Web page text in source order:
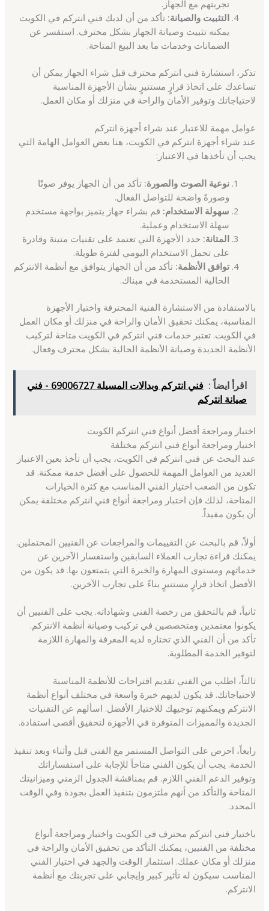
تجربتهم مع الجهاز.
التثبيت والصيانة: تأكد من أن لديك فني انتركم في الكويت
يمكنه تثبيت وصيانة الجهاز بشكل محترف. استفسر عن
الضمانات وخدمات ما بعد البيع المتاحة.
تذكر، استشارة فني انتركم محترف قبل شراء الجهاز يمكن أن
تساعدك على اتخاذ قرارٍ مستنيرٍ بشأن الأجهزة المناسبة
لاحتياجاتك وتوفير الأمان والراحة في منزلك أو مكان العمل.
عوامل مهمة للاعتبار عند شراء أجهزة انتركم
عند شراء أجهزة انتركم في الكويت، هنا بعض العوامل الهامة التي
يجب أن تأخذها في الاعتبار:
نوعية الصوت والصورة: تأكد من أن الجهاز يوفر صوتًا
وصورةً واضحة للتواصل الفعال.
سهولة الاستخدام: قم بشراء جهاز يتميز بواجهة مستخدم
سهلة الاستخدام وعملية.
المتانة: حدد الأجهزة التي تعتمد على تقنيات متينة وقادرة
على تحمل الاستخدام اليومي لفترة طويلة.
توافق الأنظمة: تأكد من أن الجهاز يتوافق مع أنظمة الانتركم
الحالية المستخدمة في مبناك.
بالاستفادة من الاستشارة الفنية المحترفة واختيار الأجهزة
المناسبة، يمكنك تحقيق الأمان والراحة في منزلك أو مكان العمل
في الكويت. تعتبر خدمات فني انتركم في الكويت متاحة لتركيب
الأنظمة الجديدة وصيانة الأنظمة الحالية بشكل محترف وفعال.
اقرأ ايضاً :
فني انتركم وبدالات المسيلة 69006727 - فني
صيانة انتركم
اختبار ومراجعة أفضل أنواع فني انتركم الكويت
اختبار ومراجعة أنواع فني انتركم مختلفة
عند البحث عن فني انتركم في الكويت، يجب أن تأخذ بعين الاعتبار
العديد من العوامل المهمة للحصول على أفضل خدمة ممكنة. قد
تكون من الصعب اختيار الفني المناسب مع كثرة الخيارات
المتاحة، لذلك فإن اختبار ومراجعة أنواع فني انتركم مختلفة يمكن
أن يكون مفيداً.
أولاً، قم بالبحث عن التقييمات والمراجعات عن الفنيين المحتملين.
يمكنك قراءة تجارب العملاء السابقين واستفسار الآخرين عن
خدماتهم ومستوى المهارة والخبرة التي يتمتعون بها. قد يكون من
الأفضل اتخاذ قرارٍ مستنيرٍ بناءً على تجارب الآخرين.
ثانياً، قم بالتحقق من رخصة الفني وشهاداته. يجب على الفنيين أن
يكونوا معتمدين ومتخصصين في تركيب وصيانة أنظمة الانتركم.
تأكد من أن الفني الذي تختاره لديه المعرفة والمهارة اللازمة
لتوفير الخدمة المطلوبة.
ثالثاً، اطلب من الفني تقديم اقتراحات للأنظمة المناسبة
لاحتياجاتك. قد يكون لديهم خبرة واسعة في مختلف أنواع أنظمة
الانتركم ويمكنهم توجيهك للاختيار الأفضل. اسألهم عن التقنيات
الجديدة والمميزات المتوفرة في الأجهزة لتحقيق أقصى استفادة.
رابعاً، احرص على التواصل المستمر مع الفني قبل وأثناء وبعد تنفيذ
الخدمة. يجب أن يكون الفني متاحاً للإجابة على استفساراتك
وتوفير الدعم الفني اللازم. قم بمناقشة الجدول الزمني وميزانيتك
المتاحة والتأكد من أنهم ملتزمون بتنفيذ العمل بجودة وفي الوقت
المحدد.
باختيار فني انتركم محترف في الكويت واختبار ومراجعة أنواع
مختلفة من الفنيين، يمكنك التأكد من تحقيق الأمان والراحة في
منزلك أو مكان عملك. استثمار الوقت والجهد في اختيار الفني
المناسب سيكون له تأثير كبير وإيجابي على تجربتك مع أنظمة
الانتركم.